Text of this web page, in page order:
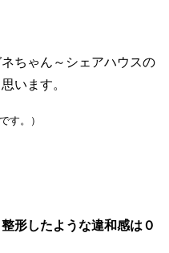
ちゃん～シェアハウスの
います。
す。）
形したような違和感は０